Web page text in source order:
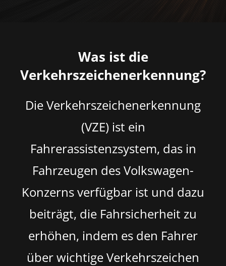
Was ist die
Verkehrszeichenerkennung?
Die Verkehrszeichenerkennung
(VZE) ist ein
Fahrerassistenzsystem, das in
Fahrzeugen des Volkswagen-
Konzerns verfügbar ist und dazu
beiträgt, die Fahrsicherheit zu
erhöhen, indem es den Fahrer
über wichtige Verkehrszeichen